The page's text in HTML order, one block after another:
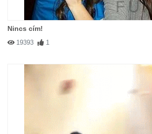
Nincs cím!
19393 1